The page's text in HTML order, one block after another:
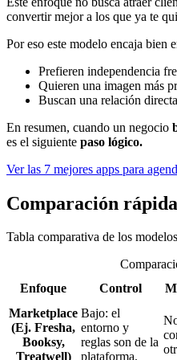
convertir mejor a los que ya te
Por eso este modelo encaja bien
Prefieren independencia
Quieren una imagen más
Buscan una relación
En resumen, cuando un negocio
es el siguiente paso lógico.
Ver las 7 mejores apps para
Comparación
Tabla comparativa de los
Enfoque
Control
Marketplace
(Ej. Fresha,
Booksy,
Treatwell)
Bajo: el
entorno y
reglas son de la
plataforma.